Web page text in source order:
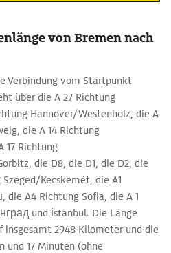
von Bremen nach
Verbindung vom Startpunkt
über die A 27 Richtung
Hannover/Westenholz, die A
die A 14 Richtung
17 Richtung
die D8, die D1, die D2, die
Kecskemét, die A1
A4 Richtung Sofia, die A 1
und İstanbul. Die Länge
insgesamt 2948 Kilometer und die
und 17 Minuten (ohne